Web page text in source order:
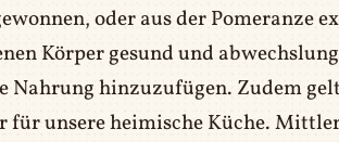
oder aus der Pomeranze
Körper gesund und
Nahrung hinzuzufügen. Zudem
für unsere heimische Küche.